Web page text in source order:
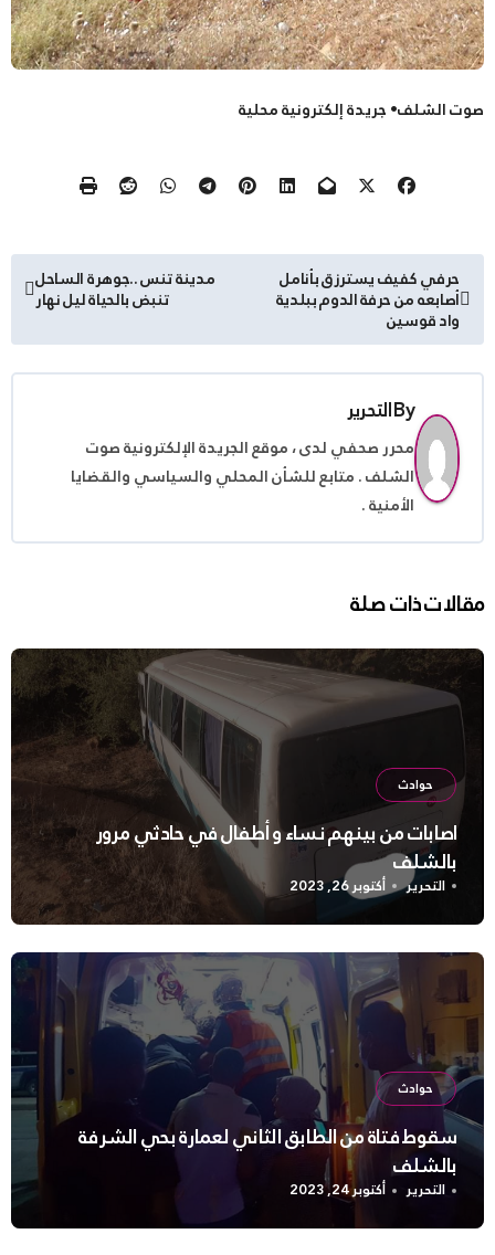
صوت الشلف• جريدة إلكترونية محلية
تصفّح
المقالات
حرفي كفيف يسترزق بأنامل
أصابعه من حرفة الدوم ببلدية
واد قوسين
مدينة تنس ..جوهرة الساحل
تنبض بالحياة ليل نهار
Byالتحرير
محرر صحفي لدى ، موقع الجريدة الإلكترونية صوت
الشلف . متابع للشأن المحلي والسياسي والقضايا
الأمنية .
مقالات ذات صلة
حوادث
اصابات من بينهم نساء و أطفال في حادثي مرور
بالشلف
التحرير أكتوبر 26, 2023
حوادث
سقوط فتاة من الطابق الثاني لعمارة بحي الشرفة
بالشلف
التحرير أكتوبر 24, 2023